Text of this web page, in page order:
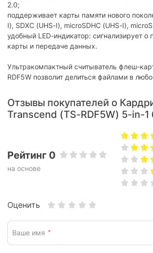
2.0;
поддерживает карты памяти нового
I), SDXC (UHS-I), microSDHC (UHS-I),
удобный LED-индикатор: сигнализирует о
карты и передаче данных.
Ультракомпактный считыватель флеш-
RDF5W позволит делиться файлами в
Отзывы покупателей о
Transcend (TS-RDF5W) 5-in-1
Рейтинг 0
на основе
Оценить
Ваше имя *